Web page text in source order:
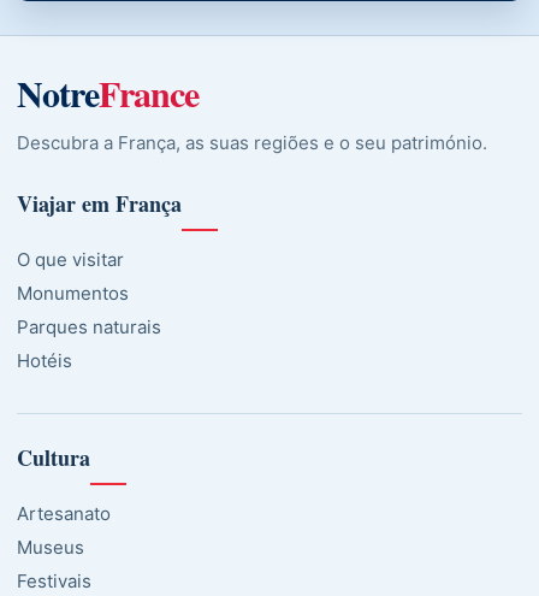
NotreFrance
Descubra a França, as suas regiões e o seu património.
Viajar em França
O que visitar
Monumentos
Parques naturais
Hotéis
Cultura
Artesanato
Museus
Festivais